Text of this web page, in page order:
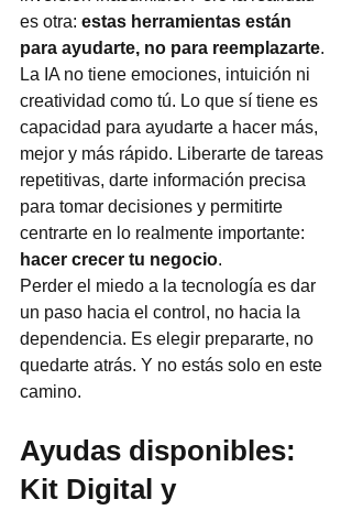
es otra: estas herramientas están
para ayudarte, no para reemplazarte.
La IA no tiene emociones, intuición ni
creatividad como tú. Lo que sí tiene es
capacidad para ayudarte a hacer más,
mejor y más rápido. Liberarte de tareas
repetitivas, darte información precisa
para tomar decisiones y permitirte
centrarte en lo realmente importante:
hacer crecer tu negocio.
Perder el miedo a la tecnología es dar
un paso hacia el control, no hacia la
dependencia. Es elegir prepararte, no
quedarte atrás. Y no estás solo en este
camino.
Ayudas disponibles:
Kit Digital y